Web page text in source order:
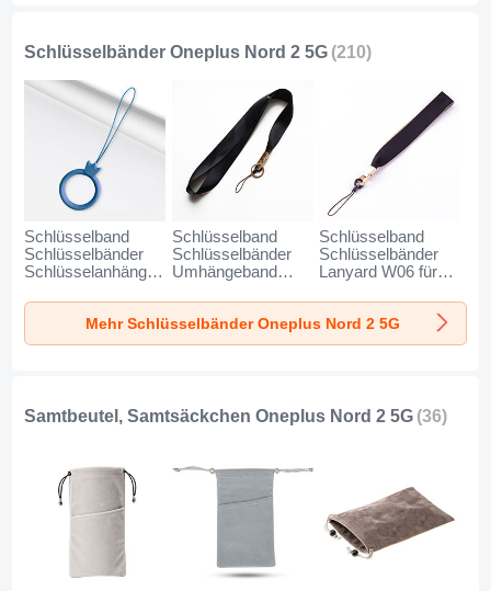
Schlüsselbänder Oneplus Nord 2 5G (210)
Schlüsselband
Schlüsselbänder
Schlüsselanhänger
für Oneplus Nord 2
Schlüsselband
Schlüsselbänder
Umhängeband
Oneplus Nord 2 5G
Schwarz
Schlüsselband
Schlüsselbänder
Lanyard W06 für
Schwarz
Mehr Schlüsselbänder Oneplus Nord 2 5G
Samtbeutel, Samtsäckchen Oneplus Nord 2 5G (36)